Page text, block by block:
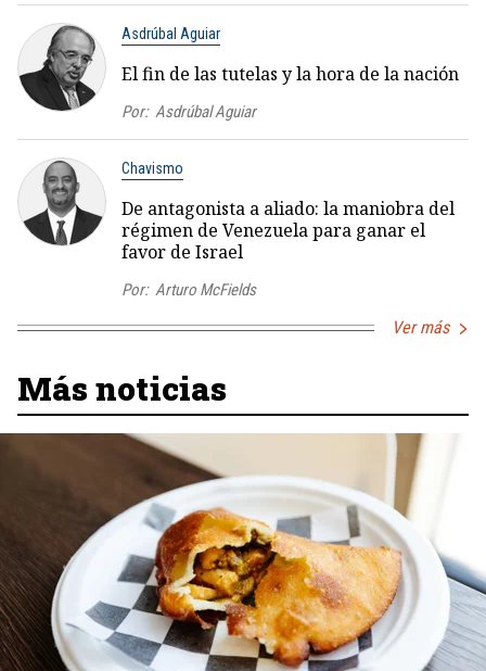
Asdrúbal Aguiar
El fin de las tutelas y la hora de la nación
Por: Asdrúbal Aguiar
Chavismo
De antagonista a aliado: la maniobra del
régimen de Venezuela para ganar el
favor de Israel
Por: Arturo McFields
Ver más
Más noticias